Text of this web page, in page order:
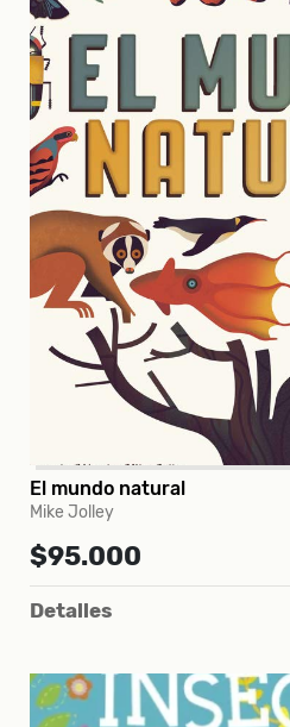
El mundo natural
Mike Jolley
$95.000
Detalles